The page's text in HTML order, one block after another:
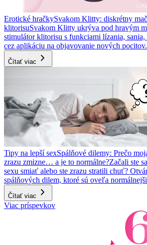
Erotické hračkySvakom Klitty: diskrétny
klitorisuSvakom Klitty ukrýva pod hravým
stimulátor klitorisu s funkciami lízania,
cez aplikáciu na objavovanie nových pocitov.
Čítať viac
Tipy na lepší sexSpálňové dilemy: Prečo
zrazu zmizne… a je to normálne?Začali ste
sexu smiať alebo ste zrazu stratili chuť?
spálňových dilem, ktoré sú oveľa
Čítať viac
Viac príspevkov